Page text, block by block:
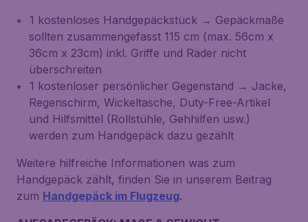
1 kostenloses Handgepäckstück → Gepäckmaße
sollten zusammengefasst 115 cm (max. 56cm x
36cm x 23cm) inkl. Griffe und Räder nicht
überschreiten
1 kostenloser persönlicher Gegenstand → Jacke,
Regenschirm, Wickeltasche, Duty-Free-Artikel
und Hilfsmittel (Rollstühle, Gehhilfen usw.)
werden zum Handgepäck dazu gezählt
Weitere hilfreiche Informationen was zum
Handgepäck zählt, finden Sie in unserem Beitrag
zum Handgepäck im Flugzeug.